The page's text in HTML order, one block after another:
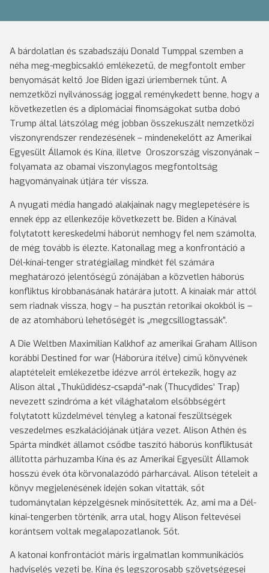
A bárdolatlan és szabadszájú Donald Tumppal szemben a
néha meg-megbicsakló emlékezetű, de megfontolt ember
benyomását keltő Joe Biden igazi úriembernek tűnt. A
nemzetközi nyilvánosság joggal reménykedett benne, hogy a
következetlen és a diplomáciai finomságokat sutba dobó
Trump által látszólag még jobban összekuszált nemzetközi
viszonyrendszer rendezésének – mindenekelőtt az Amerikai
Egyesült Államok és Kína, illetve Oroszország viszonyának –
folyamata az obamai viszonylagos megfontoltság
hagyományainak útjára tér vissza.
A nyugati média hangadó alakjainak nagy meglepetésére is
ennek épp az ellenkezője következett be. Biden a Kínával
folytatott kereskedelmi háborút nemhogy fel nem számolta,
de még tovább is élezte. Katonailag meg a konfrontáció a
Dél-kínai-tenger stratégiailag mindkét fél számára
meghatározó jelentőségű zónájában a közvetlen háborús
konfliktus kirobbanásának határára jutott. A kínaiak már attól
sem riadnak vissza, hogy – ha pusztán retorikai okokból is –
de az atomháború lehetőségét is „megcsillogtassák”.
A Die Weltben Maximilian Kalkhof az amerikai Graham Allison
korábbi Destined for war (Háborúra ítélve) című könyvének
alaptételeit emlékezetbe idézve arról értekezik, hogy az
Alison által „Thuküdidész-csapdá”-nak (Thucydides’ Trap)
nevezett szindróma a két világhatalom elsőbbségért
folytatott küzdelmével tényleg a katonai feszültségek
veszedelmes eszkalációjának útjára vezet. Alison Athén és
Spárta mindkét államot csődbe taszító háborús konfliktusát
állította párhuzamba Kína és az Amerikai Egyesült Államok
hosszú évek óta körvonalazódó párharcával. Alison tételeit a
könyv megjelenésének idején sokan vitatták, sőt
tudománytalan képzelgésnek minősítették. Az, ami ma a Dél-
kínai-tengerben történik, arra utal, hogy Alison feltevései
korántsem voltak megalapozatlanok. Sőt.
A katonai konfrontációt máris irgalmatlan kommunikációs
hadviselés vezeti be. Kína és legszorosabb szövetségesei